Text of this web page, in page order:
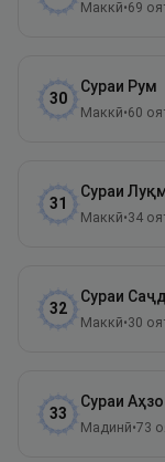
Маккӣ•69
30
Сураи Рум
Маккӣ•60
31
Сураи
Маккӣ•34
32
Сураи
Маккӣ•30
33
Сураи
Мадинӣ•73